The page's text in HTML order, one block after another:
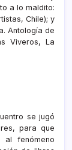
a lo maldito:
Chile); y
Antología de
Viveros, La
se jugó
para que
fenómeno